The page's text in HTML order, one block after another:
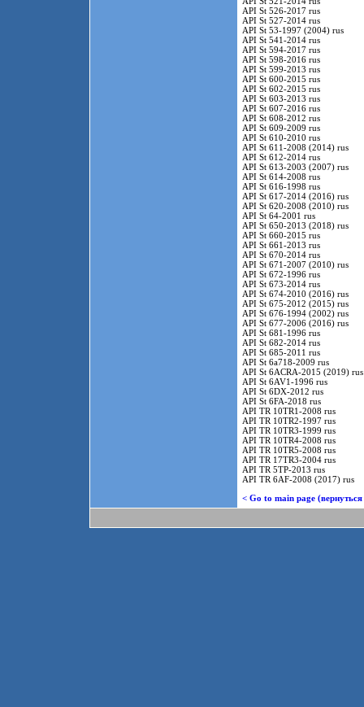
API St 526-2017 rus
API St 527-2014 rus
API St 53-1997 (2004) rus
API St 541-2014 rus
API St 594-2017 rus
API St 598-2016 rus
API St 599-2013 rus
API St 600-2015 rus
API St 602-2015 rus
API St 603-2013 rus
API St 607-2016 rus
API St 608-2012 rus
API St 609-2009 rus
API St 610-2010 rus
API St 611-2008 (2014) rus
API St 612-2014 rus
API St 613-2003 (2007) rus
API St 614-2008 rus
API St 616-1998 rus
API St 617-2014 (2016) rus
API St 620-2008 (2010) rus
API St 64-2001 rus
API St 650-2013 (2018) rus
API St 660-2015 rus
API St 661-2013 rus
API St 670-2014 rus
API St 671-2007 (2010) rus
API St 672-1996 rus
API St 673-2014 rus
API St 674-2010 (2016) rus
API St 675-2012 (2015) rus
API St 676-1994 (2002) rus
API St 677-2006 (2016) rus
API St 681-1996 rus
API St 682-2014 rus
API St 685-2011 rus
API St 6a718-2009 rus
API St 6ACRA-2015 (2019) rus
API St 6AV1-1996 rus
API St 6DX-2012 rus
API St 6FA-2018 rus
API TR 10TR1-2008 rus
API TR 10TR2-1997 rus
API TR 10TR3-1999 rus
API TR 10TR4-2008 rus
API TR 10TR5-2008 rus
API TR 17TR3-2004 rus
API TR 5TP-2013 rus
API TR 6AF-2008 (2017) rus
< Go to main page